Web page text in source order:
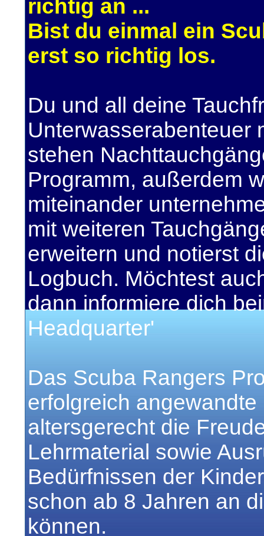
richtig an ...
Bist du einmal ein
erst so richtig los.
Du und all deine
Unterwasserabenteuer
stehen
Programm, außerdem
miteinander
mit weiteren
erweitern und notierst
Logbuch. Möchtest
dann informiere dich
Headquarter'
Das Scuba Rangers
erfolgreich
altersgerecht die
Lehrmaterial sowie
Bedürfnissen der
schon ab 8 Jahren an
können.